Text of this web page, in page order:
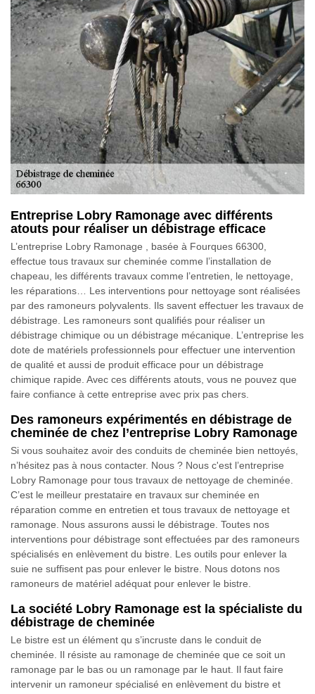
Entreprise Lobry Ramonage avec différents
atouts pour réaliser un débistrage efficace
L’entreprise Lobry Ramonage , basée à Fourques 66300,
effectue tous travaux sur cheminée comme l’installation de
chapeau, les différents travaux comme l’entretien, le nettoyage,
les réparations… Les interventions pour nettoyage sont réalisées
par des ramoneurs polyvalents. Ils savent effectuer les travaux de
débistrage. Les ramoneurs sont qualifiés pour réaliser un
débistrage chimique ou un débistrage mécanique. L’entreprise les
dote de matériels professionnels pour effectuer une intervention
de qualité et aussi de produit efficace pour un débistrage
chimique rapide. Avec ces différents atouts, vous ne pouvez que
faire confiance à cette entreprise avec prix pas chers.
Des ramoneurs expérimentés en débistrage de
cheminée de chez l’entreprise Lobry Ramonage
Si vous souhaitez avoir des conduits de cheminée bien nettoyés,
n’hésitez pas à nous contacter. Nous ? Nous c'est l’entreprise
Lobry Ramonage pour tous travaux de nettoyage de cheminée.
C’est le meilleur prestataire en travaux sur cheminée en
réparation comme en entretien et tous travaux de nettoyage et
ramonage. Nous assurons aussi le débistrage. Toutes nos
interventions pour débistrage sont effectuées par des ramoneurs
spécialisés en enlèvement du bistre. Les outils pour enlever la
suie ne suffisent pas pour enlever le bistre. Nous dotons nos
ramoneurs de matériel adéquat pour enlever le bistre.
La société Lobry Ramonage est la spécialiste du
débistrage de cheminée
Le bistre est un élément qu s’incruste dans le conduit de
cheminée. Il résiste au ramonage de cheminée que ce soit un
ramonage par le bas ou un ramonage par le haut. Il faut faire
intervenir un ramoneur spécialisé en enlèvement du bistre et